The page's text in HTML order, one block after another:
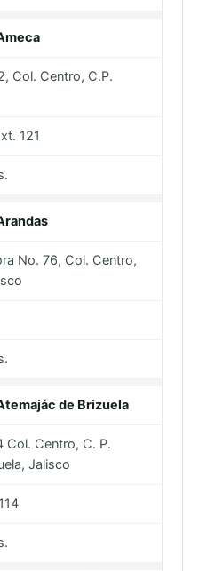
Col. Centro, C.P.
121
No. 76, Col. Centro,
de Brizuela
Col. Centro, C. P.
Jalisco